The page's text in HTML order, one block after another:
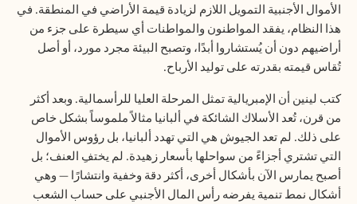
الأموال الأجنبية التمويل اللازم لزيادة قيمة الأراضي في المنطقة. في
هذا النظام، يفقد المواطنون والمواطنات أي سيطرة على جزء من
أراضيهم دون أن يُستشاروا أبدًا، وتصبح البيئة مجرد مورد، أو أصل
تُقاس قيمته بقدرته على توليد الأرباح.
كتب لينين أن الإمبريالية تمثل المرحلة العليا للرأسمالية. وبعد أكثر
من قرن، تُعد الأسلاك الشائكة في ألبانيا مثالاً ملموساً بشكل خاص
على ذلك. لم تعد الجيوش هي التي تهدد ألبانيا، بل رؤوس الأموال
التي تشتري أجزاءً من سواحلها بأسعار زهيدة. لم يختفِ العنف؛ بل
أصبح يمارس الآن بأشكال أخرى، أكثر دقة وخفية وانتشارًا — وهي
أشكال نمط تنمية يفرضه رأس المال الأجنبي على حساب الشعب